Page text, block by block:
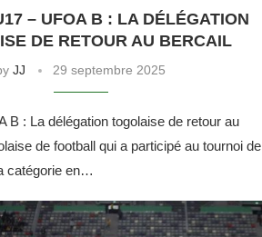
– UFOA B : LA DÉLÉGATION
DE RETOUR AU BERCAIL
JJ 29 septembre 2025
B : La délégation togolaise de retour au
de football qui a participé au tournoi de
catégorie en…